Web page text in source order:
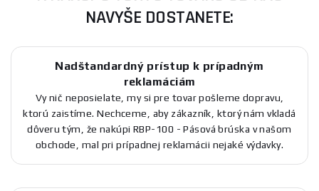
NAVYŠE DOSTANETE:
Nadštandardný prístup k prípadným
reklamáciám
Vy nič neposielate, my si pre tovar pošleme dopravu,
ktorú zaistíme. Nechceme, aby zákazník, ktorý nám vkladá
dôveru tým, že nakúpi RBP-100 - Pásová brúska v našom
obchode, mal pri prípadnej reklamácii nejaké výdavky.